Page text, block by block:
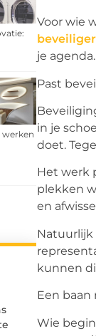
Voor wie
beveiliger
je agenda.
Past
in je
doet.
Het werk
plekken
en
Natuurlijk
kunnen
Een
Wie